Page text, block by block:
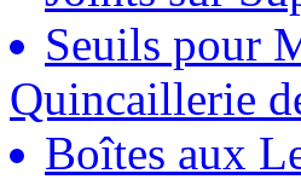
Seuils pour
Quincaillerie
Boîtes aux